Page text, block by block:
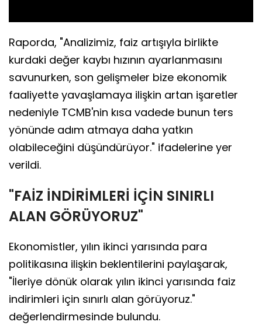
Raporda, "Analizimiz, faiz artışıyla birlikte
kurdaki değer kaybı hızının ayarlanmasını
savunurken, son gelişmeler bize ekonomik
faaliyette yavaşlamaya ilişkin artan işaretler
nedeniyle TCMB'nin kısa vadede bunun ters
yönünde adım atmaya daha yatkın
olabileceğini düşündürüyor." ifadelerine yer
verildi.
"FAİZ İNDİRİMLERİ İÇİN SINIRLI
ALAN GÖRÜYORUZ"
Ekonomistler, yılın ikinci yarısında para
politikasına ilişkin beklentilerini paylaşarak,
"İleriye dönük olarak yılın ikinci yarısında faiz
indirimleri için sınırlı alan görüyoruz."
değerlendirmesinde bulundu.